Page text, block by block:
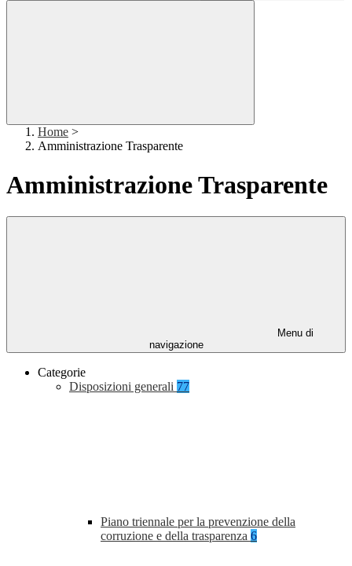
Home >
Amministrazione Trasparente
Amministrazione Trasparente
Menu di
navigazione
Categorie
Disposizioni generali 77
Piano triennale per la prevenzione della
corruzione e della trasparenza 6